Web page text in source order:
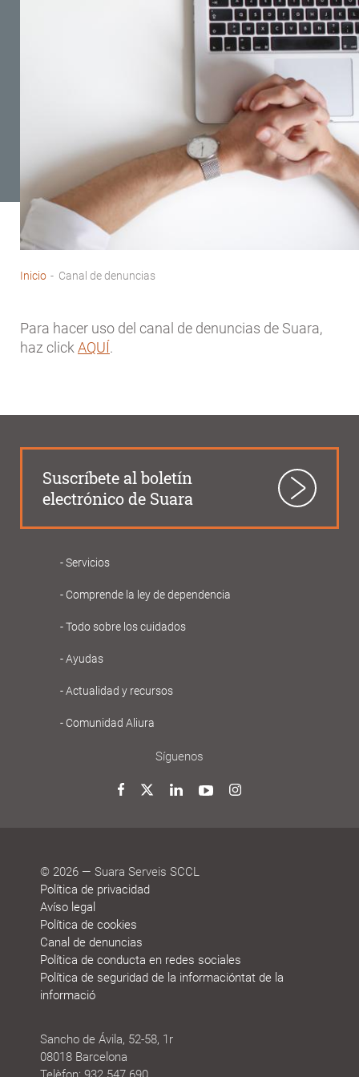
enlaces
de
la
Inicio - Canal de denuncias
Para hacer uso del canal de denuncias de Suara,
haz click AQUÍ.
Suscríbete al boletín
electrónico de Suara
Navegació
principal
Gent
Gran
Servicios
Comprende la ley de dependencia
Todo sobre los cuidados
Ayudas
Actualidad y recursos
Comunidad Aliura
Síguenos
Facebook
TwitterLinkedInYouTubeInstagram
© 2026 — Suara Serveis SCCL
Política de privacidad
Avíso legal
Política de cookies
Canal de denuncias
Política de conducta en redes sociales
Política de seguridad de la informacióntat de la
informació
Sancho de Ávila, 52-58, 1r
08018 Barcelona